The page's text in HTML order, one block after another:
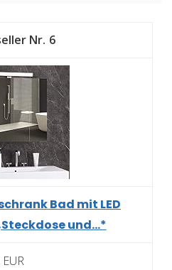
6
Bad mit LED
und...*